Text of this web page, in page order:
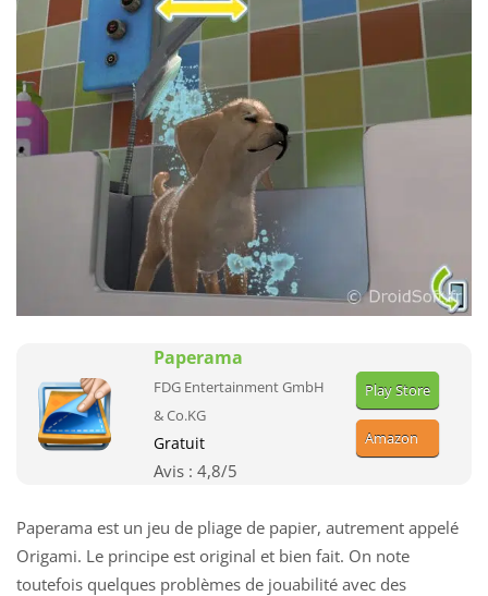
Paperama
FDG Entertainment GmbH
& Co.KG
Gratuit
Avis : 4,8/5
Play Store
Amazon
Paperama est un jeu de pliage de papier, autrement appelé
Origami. Le principe est original et bien fait. On note
toutefois quelques problèmes de jouabilité avec des